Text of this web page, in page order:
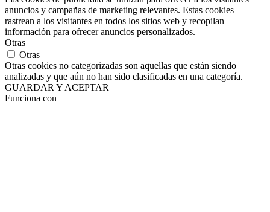
anuncios y campañas de marketing relevantes. Estas cookies
rastrean a los visitantes en todos los sitios web y recopilan
información para ofrecer anuncios personalizados.
Otras
Otras
Otras cookies no categorizadas son aquellas que están siendo
analizadas y que aún no han sido clasificadas en una categoría.
GUARDAR Y ACEPTAR
Funciona con